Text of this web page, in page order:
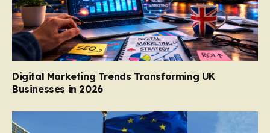
Digital Marketing Trends Transforming UK
Businesses in 2026